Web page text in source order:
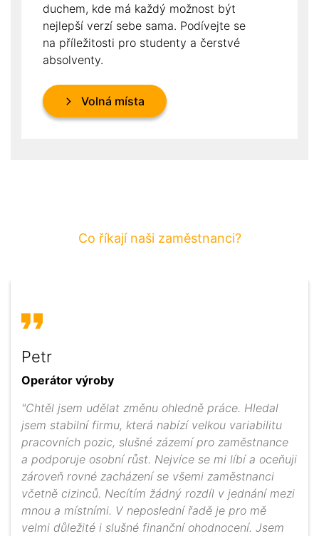
duchem, kde má každý možnost být
nejlepší verzí sebe sama. Podívejte se
na příležitosti pro studenty a čerstvé
absolventy.
Volná místa
Co říkají naši zaměstnanci?
Petr
Operátor výroby
"Chtěl jsem udělat změnu ohledně práce. Hledal
jsem stabilní firmu, která nabízí velkou variabilitu
pracovních pozic, slušné zázemí pro zaměstnance
a podporuje osobní růst. Nejvíce se mi líbí a oceňuji
zároveň rovné zacházení se všemi zaměstnanci
včetně cizinců. Necítím žádný rozdíl v jednání mezi
mnou a místními. V neposlední řadě je pro mě
velmi důležité i slušné finanční ohodnocení. Jsem